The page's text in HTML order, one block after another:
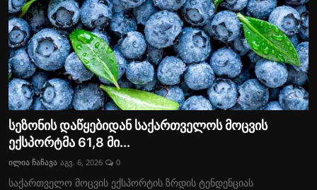
სეზონის დაწყებიდან საქართველოს მოცვის
ექსპორტმა 61,8 მი...
ილია ჩაჩავა აგვ. 6, 2026 0
საქართველო მოცვის ექსპორტის ზრდის ტენდენციას